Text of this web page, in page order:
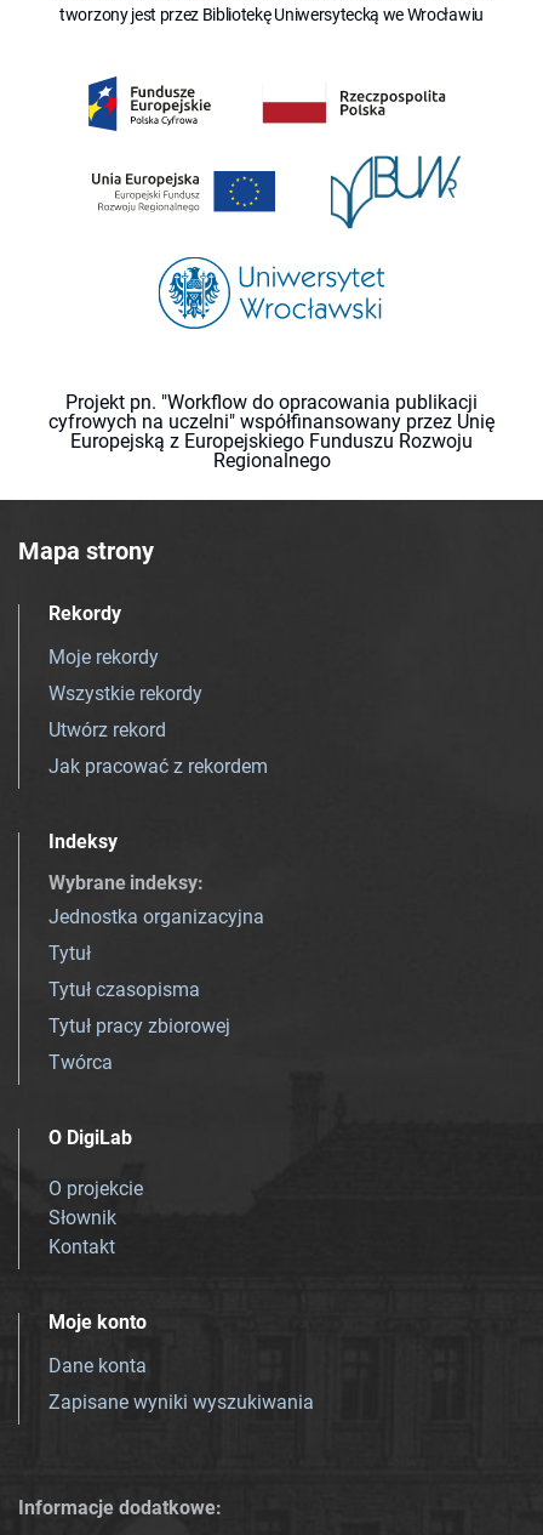
tworzony jest przez Bibliotekę Uniwersytecką we Wrocławiu
Projekt pn. "Workflow do opracowania publikacji
cyfrowych na uczelni" współfinansowany przez Unię
Europejską z Europejskiego Funduszu Rozwoju
Regionalnego
Mapa strony
Rekordy
Moje rekordy
Wszystkie rekordy
Utwórz rekord
Jak pracować z rekordem
Indeksy
Wybrane indeksy:
Jednostka organizacyjna
Tytuł
Tytuł czasopisma
Tytuł pracy zbiorowej
Twórca
O DigiLab
O projekcie
Słownik
Kontakt
Moje konto
Dane konta
Zapisane wyniki wyszukiwania
Informacje dodatkowe: